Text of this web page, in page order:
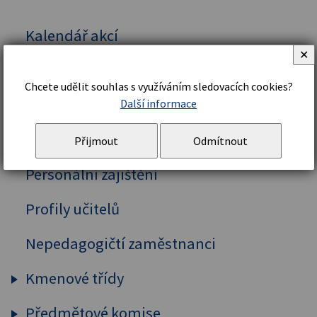
Kalendář akcí
Organizační řád a struktura
Školní řád
Personální zajištění
Profily učitelů
Nepedagogičtí zaměstnanci
Kmenové třídy
Prima
Chcete udělit souhlas s využíváním sledovacích cookies?
Další informace
Přijmout Odmítnout
✕